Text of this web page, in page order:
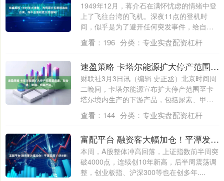
1949年12月，蒋介石在满怀忧虑的情绪中登
上了飞往台湾的飞机。深夜11点的登机时
间，似乎是为了避开任何突发事件，给自
己....
查看： 196 分类： 专业实盘配资杠杆
速盈策略 卡塔尔能源扩大停产范围至尿素、聚合物、甲醇、铝等产品
财联社3月3日讯（编辑 史正丞）北京时间周
二晚间，卡塔尔能源宣布扩大停产范围至卡
塔尔境内生产的下游产品，包括尿素、甲
醇、....
查看： 144 分类： 专业实盘配资杠杆
富配平台 融资客大幅加仓！平潭发展11天8板！
本周，A股整体冲高回落，上证指数前半周突
破4000点，连续创10年新高，后半周震荡调
整，创业板指、沪深300等也在创多年....